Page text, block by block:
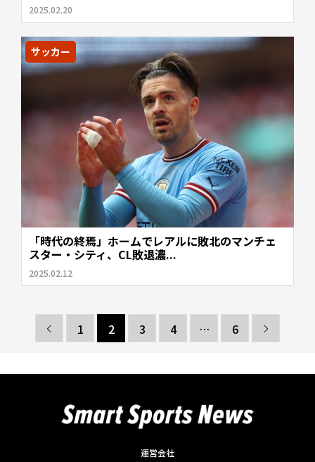
2025.02.20
サッカー
「時代の終焉」ホームでレアルに敗北のマンチェ
スター・シティ、CL敗退濃...
2025.02.12
 1 2 3 4 … 6 
運営会社